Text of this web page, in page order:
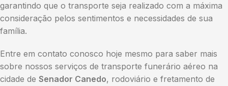
garantindo que o transporte seja realizado com a máxima
consideração pelos sentimentos e necessidades de sua
família.
Entre em contato conosco hoje mesmo para saber mais
sobre nossos serviços de transporte funerário aéreo na
cidade de Senador Canedo, rodoviário e fretamento de